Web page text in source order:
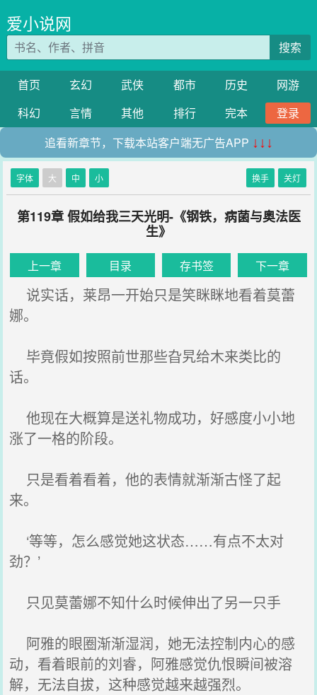
爱小说网
搜索
首页 玄幻 武侠 都市 历史
网游
科幻
言情 其他 排行 完本
登录
追看新章节，下载本站客户端无广告APP ↓↓↓
字体 大 中 小 换手 关灯
第119章 假如给我三天光明-《钢铁，病菌与奥法医
生》
上一章 目录 存书签 下一章
说实话，莱昂一开始只是笑眯眯地看着莫蕾
娜。
毕竟假如按照前世那些旮旯给木来类比的
话。
他现在大概算是送礼物成功，好感度小小地
涨了一格的阶段。
只是看着看着，他的表情就渐渐古怪了起
来。
‘等等，怎么感觉她这状态……有点不太对
劲？’
只见莫蕾娜不知什么时候伸出了另一只手
阿雅的眼圈渐渐湿润，她无法控制内心的感
动，看着眼前的刘睿，阿雅感觉仇恨瞬间被溶
解，无法自拔，这种感觉越来越强烈。